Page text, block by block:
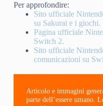
Per approfondire:
Sito ufficiale
su Sakurai e i giochi.
Pagina ufficiale
Switch 2.
Sito ufficiale
comunicazioni su
Articolo e immagini
parte dell’essere umano.